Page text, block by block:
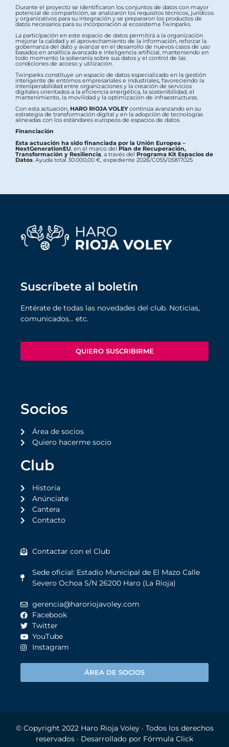
Durante el proyecto se identificaron los conjuntos de datos con mayor
potencial de compartición, se analizaron los requisitos técnicos, jurídicos
y organizativos para su integración y se prepararon los productos de
datos necesarios para su incorporación al ecosistema Twinparks.
La participación en este espacio de datos permitirá a la organización
mejorar la calidad y el aprovechamiento de la información, reforzar la
gobernanza del dato y avanzar en el desarrollo de nuevos casos de uso
basados en analítica avanzada e inteligencia artificial, manteniendo en
todo momento la soberanía sobre sus datos y el control de las
condiciones de acceso y utilización.
Twinparks constituye un espacio de datos especializado en la gestión
inteligente de entornos empresariales e industriales, favoreciendo la
interoperabilidad entre organizaciones y la creación de servicios
digitales orientados a la eficiencia energética, la sostenibilidad, el
mantenimiento, la movilidad y la optimización de infraestructuras.
Con esta actuación, HARO RIOJA VOLEYcontinúa avanzando en su
estrategia de transformación digital y en la adopción de tecnologías
alineadas con los estándares europeos de espacios de datos.
Financiación
Esta actuación ha sido financiada por la Unión Europea –
NextGenerationEU , en el marco delPlan de Recuperación,
Transformación y Resiliencia , a través del Programa Kit Espacios de
Datos . Ayuda total 30.000,00 €, expediente 2026/C055/05817025
Suscríbete al boletín
Entérate de todas las novedades del club. Noticias,
comunicados… etc.
QUIERO SUSCRIBIRME
Socios
Área de socios
Quiero hacerme socio
Club
Historia
Anúnciate
Cantera
Contacto
Contactar con el Club
Sede oficial: Estadio Municipal de El Mazo Calle
Severo Ochoa S/N 26200 Haro (La Rioja)
gerencia@haroriojavoley.com
Facebook
Twitter
YouTube
Instagram
ÁREA DE SOCIOS
© Copyright 2022 Haro Rioja Voley· Todos los derechos
reservados · Desarrollado por Fórmula Click